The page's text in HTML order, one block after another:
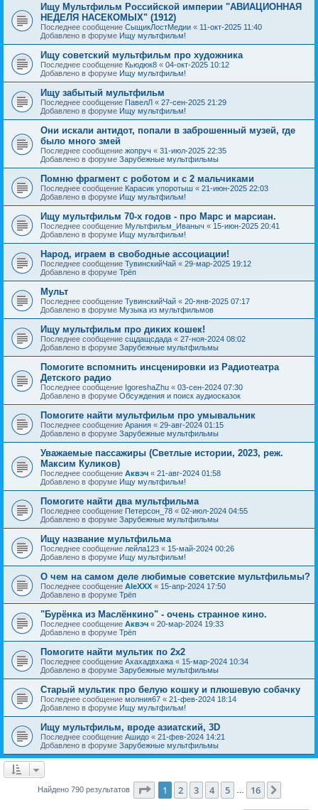
Ищу Мультфильм Российской империи "АВИАЦИОННАЯ
НЕДЕЛЯ НАСЕКОМЫХ" (1912)
Последнее сообщение СыщикЛостМедии « 11-окт-2025 11:40
Добавлено в форуме Ищу мультфильм!
Ищу советский мультфильм про художника
Последнее сообщение Кьюдюк8 « 04-окт-2025 10:12
Добавлено в форуме Ищу мультфильм!
Ищу забытый мультфильм
Последнее сообщение ПавелЛ « 27-сен-2025 21:29
Добавлено в форуме Ищу мультфильм!
Они искали антидот, попали в заброшенный музей, где
было много змей
Последнее сообщение жопруч « 31-июл-2025 22:35
Добавлено в форуме Зарубежные мультфильмы
Помню фрагмент с роботом и с 2 мальчиками
Последнее сообщение Карасик упоротыш « 21-июн-2025 22:03
Добавлено в форуме Ищу мультфильм!
Ищу мультфильм 70-х годов - про Марс и марсиан.
Последнее сообщение Мультфильм_Иваныч « 15-июн-2025 20:41
Добавлено в форуме Ищу мультфильм!
Народ, играем в свободные ассоциации!
Последнее сообщение ТувинскийЧай « 29-мар-2025 19:12
Добавлено в форуме Трёп
Мульт
Последнее сообщение ТувинскийЧай « 20-янв-2025 07:17
Добавлено в форуме Музыка из мультфильмов
Ищу мультфильм про диких кошек!
Последнее сообщение сщдащсдада « 27-ноя-2024 08:02
Добавлено в форуме Зарубежные мультфильмы
Помогите вспомнить инсценировки из Радиотеатра
Детского радио
Последнее сообщение IgoreshaZhu « 03-сен-2024 07:30
Добавлено в форуме Обсуждения и поиск аудиосказок
Помогите найти мультфильм про умывальник
Последнее сообщение Арания « 29-авг-2024 01:15
Добавлено в форуме Зарубежные мультфильмы
Уважаемые пассажиры (Светлые истории, 2023, реж.
Максим Куликов)
Последнее сообщение Аквэч « 21-авг-2024 01:58
Добавлено в форуме Ищу мультфильм!
Помогите найти два мультфильма
Последнее сообщение Петерсон_78 « 02-июл-2024 04:55
Добавлено в форуме Зарубежные мультфильмы
Ищу название мультфильма
Последнее сообщение лейла123 « 15-май-2024 00:26
Добавлено в форуме Ищу мультфильм!
О чем на самом деле любимые советские мультфильмы?
Последнее сообщение AleXXX « 15-апр-2024 17:50
Добавлено в форуме Трёп
"Бурёнка из Маслёнкино" - очень странное кино.
Последнее сообщение Аквэч « 20-мар-2024 19:33
Добавлено в форуме Трёп
Помогите найти мультик по 2х2
Последнее сообщение Ахахадвхажа « 15-мар-2024 10:34
Добавлено в форуме Зарубежные мультфильмы
Старый мультик про белую кошку и плюшевую собачку
Последнее сообщение молния67 « 21-фев-2024 18:14
Добавлено в форуме Ищу мультфильм!
Ищу мультфильм, вроде азиатский, 3D
Последнее сообщение Ашидо « 21-фев-2024 14:21
Добавлено в форуме Зарубежные мультфильмы
Найдено 790 результатов Страница из 16
1 2 3 4 5 16